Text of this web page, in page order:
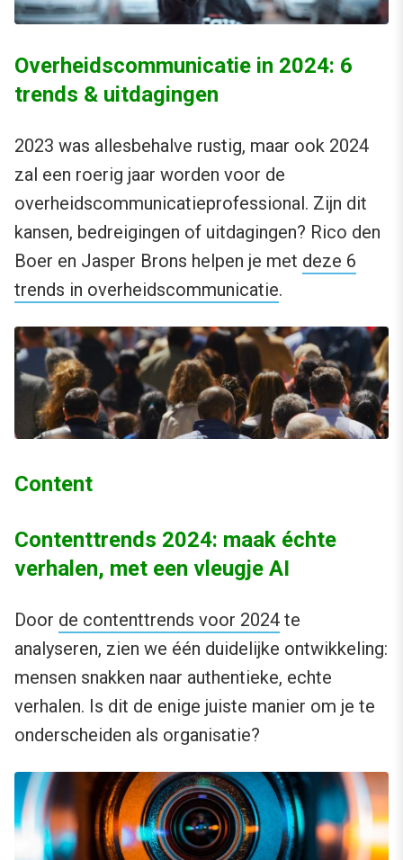
Overheidscommunicatie in 2024: 6
trends & uitdagingen
2023 was allesbehalve rustig, maar ook 2024
zal een roerig jaar worden voor de
overheidscommunicatieprofessional. Zijn dit
kansen, bedreigingen of uitdagingen? Rico den
Boer en Jasper Brons helpen je met deze 6
trends in overheidscommunicatie.
Content
Contenttrends 2024: maak échte
verhalen, met een vleugje AI
Door de contenttrends voor 2024 te
analyseren, zien we één duidelijke ontwikkeling:
mensen snakken naar authentieke, echte
verhalen. Is dit de enige juiste manier om je te
onderscheiden als organisatie?